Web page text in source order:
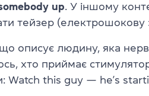
up. У іншому
тейзер
описує людину, яка
хто приймає
Watch this guy — he’s